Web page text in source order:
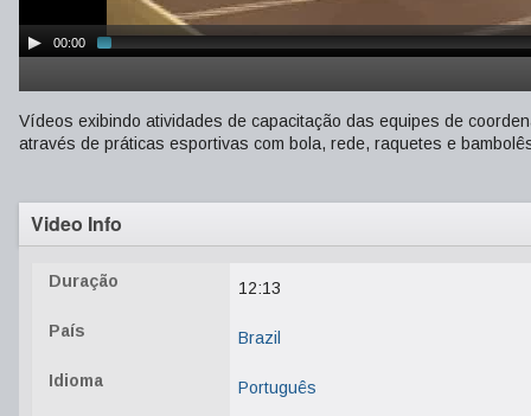
00:00
Vídeos exibindo atividades de capacitação das equipes de
através de práticas esportivas com bola, rede, raquetes e
Video Info
Duração 12:13
País Brazil
Idioma Português